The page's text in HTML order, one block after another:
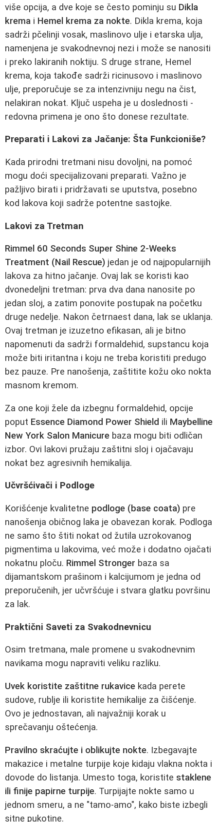
više opcija, a dve koje se često pominju su Dikla
krema i Hemel krema za nokte. Dikla krema, koja
sadrži pčelinji vosak, maslinovo ulje i etarska ulja,
namenjena je svakodnevnoj nezi i može se nanositi
i preko lakiranih noktiju. S druge strane, Hemel
krema, koja takođe sadrži ricinusovo i maslinovo
ulje, preporučuje se za intenzivniju negu na čist,
nelakiran nokat. Ključ uspeha je u doslednosti -
redovna primena je ono što donese rezultate.
Preparati i Lakovi za Jačanje: Šta Funkcioniše?
Kada prirodni tretmani nisu dovoljni, na pomoć
mogu doći specijalizovani preparati. Važno je
pažljivo birati i pridržavati se uputstva, posebno
kod lakova koji sadrže potentne sastojke.
Lakovi za Tretman
Rimmel 60 Seconds Super Shine 2-Weeks
Treatment (Nail Rescue) jedan je od najpopularnijih
lakova za hitno jačanje. Ovaj lak se koristi kao
dvonedeljni tretman: prva dva dana nanosite po
jedan sloj, a zatim ponovite postupak na početku
druge nedelje. Nakon četrnaest dana, lak se uklanja.
Ovaj tretman je izuzetno efikasan, ali je bitno
napomenuti da sadrži formaldehid, supstancu koja
može biti iritantna i koju ne treba koristiti predugo
bez pauze. Pre nanošenja, zaštitite kožu oko nokta
masnom kremom.
Za one koji žele da izbegnu formaldehid, opcije
poput Essence Diamond Power Shield ili Maybelline
New York Salon Manicure baza mogu biti odličan
izbor. Ovi lakovi pružaju zaštitni sloj i ojačavaju
nokat bez agresivnih hemikalija.
Učvršćivači i Podloge
Korišćenje kvalitetne podloge (base coata) pre
nanošenja običnog laka je obavezan korak. Podloga
ne samo što štiti nokat od žutila uzrokovanog
pigmentima u lakovima, već može i dodatno ojačati
nokatnu ploču. Rimmel Stronger baza sa
dijamantskom prašinom i kalcijumom je jedna od
preporučenih, jer učvršćuje i stvara glatku površinu
za lak.
Praktični Saveti za Svakodnevnicu
Osim tretmana, male promene u svakodnevnim
navikama mogu napraviti veliku razliku.
Uvek koristite zaštitne rukavice kada perete
sudove, rublje ili koristite hemikalije za čišćenje.
Ovo je jednostavan, ali najvažniji korak u
sprečavanju oštećenja.
Pravilno skraćujte i oblikujte nokte. Izbegavajte
makazice i metalne turpije koje kidaju vlakna nokta i
dovode do listanja. Umesto toga, koristite staklene
ili finije papirne turpije. Turpijajte nokte samo u
jednom smeru, a ne "tamo-amo", kako biste izbegli
sitne pukotine.